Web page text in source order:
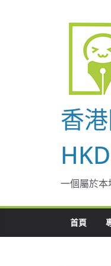
香
一個屬於
首頁